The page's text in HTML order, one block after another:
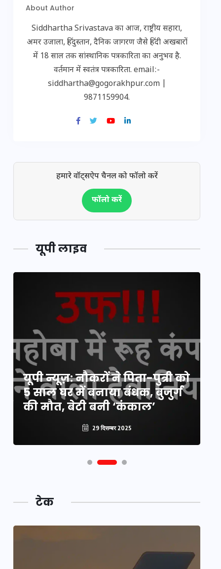
About Author
Siddhartha Srivastava का आज, राष्ट्रीय सहारा,
अमर उजाला, हिंदुस्तान, दैनिक जागरण जैसे हिंदी अखबारों
में 18 साल तक सांस्थानिक पत्रकारिता का अनुभव है.
वर्तमान में स्वतंत्र पत्रकारिता. email:-
siddhartha@gogorakhpur.com |
9871159904.
हमारे वॉट्सऐप चैनल को फॉलो करें
फॉलो करें
यूपी लाइव
यूपी न्यूज़: नौकरों ने पिता-पुत्री को
5 साल घर में बनाया बंधक, बुजुर्ग
की मौत, बेटी बनी ‘कंकाल’
29 दिसम्बर 2025
टेक